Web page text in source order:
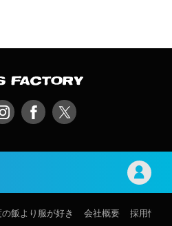
飯より服が好き 会社概要 採用情報